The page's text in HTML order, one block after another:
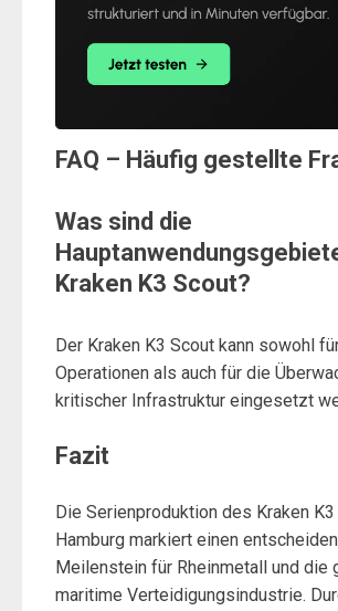
FAQ – Häufig gestellte
Was sind die
Kraken K3 Scout?
Der Kraken K3 Scout kann sowohl
Operationen als auch für die
kritischer Infrastruktur eingesetzt
Fazit
Die Serienproduktion des Kraken
Hamburg markiert einen
Meilenstein für Rheinmetall und die
maritime Verteidigungsindustrie.